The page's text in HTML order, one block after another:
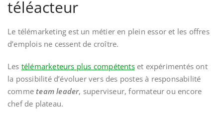
téléacteur
Le télémarketing est un métier en plein essor et les offres
d’emplois ne cessent de croître.
Les télémarketeurs plus compétentset expérimentés ont
la possibilité d’évoluer vers des postes à responsabilité
comme team leader, superviseur, formateur ou encore
chef de plateau.